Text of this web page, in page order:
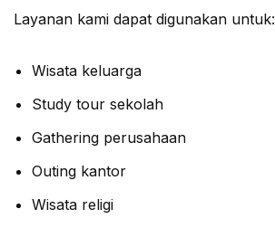
Layanan kami dapat digunakan untuk:
Wisata keluarga
Study tour sekolah
Gathering perusahaan
Outing kantor
Wisata religi